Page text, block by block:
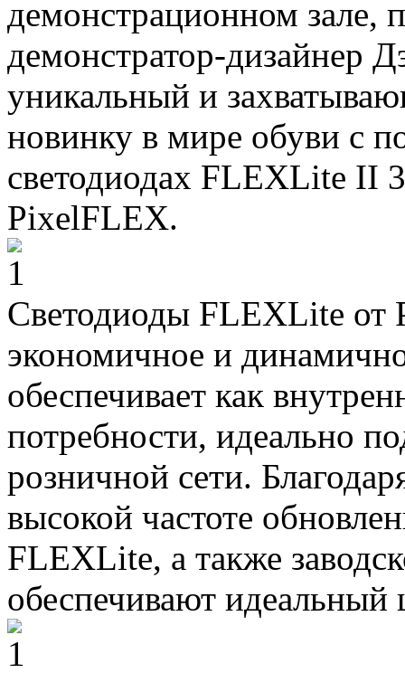
демонстрационном зале,
демонстратор-дизайнер
уникальный и
новинку в мире обуви с
светодиодах FLEXLite II
PixelFLEX.
Светодиоды FLEXLite от
экономичное и
обеспечивает как
потребности, идеально
розничной сети.
высокой частоте
FLEXLite, а также
обеспечивают идеальный